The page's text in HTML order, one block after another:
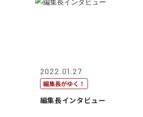
2022.01.27
編集長がゆく！
編集長インタビュー